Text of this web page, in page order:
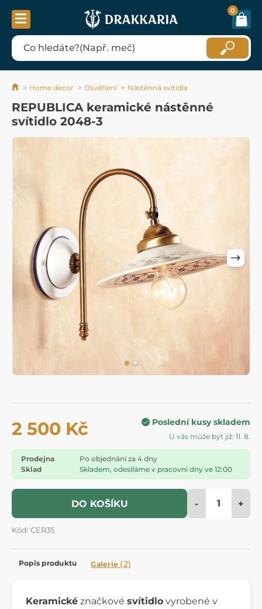
0
Home decor Osvětlení Nástěnná svítidla
REPUBLICA keramické nástěnné
svítidlo 2048-3
2 500 Kč Poslední kusy skladem
U vás může být již: 11. 8.
Prodejna
Po objednání za 4 dny
Sklad
Skladem, odesíláme v pracovní dny ve 12:00
DO KOŠÍKU - +
Kód: CER35
Popis produktu Galerie (2)
Keramické značkové svítidlo vyrobené v